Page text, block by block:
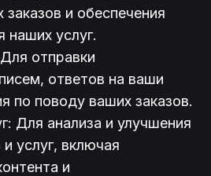
и обеспечения
наших услуг.
ответов на ваши
по поводу ваших заказов.
услуг, включая
и